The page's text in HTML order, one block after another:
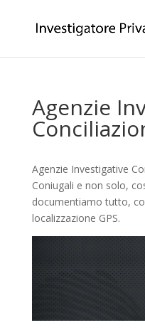
Agenzie
Agenzie Investigative
Coniugali e non solo,
documentiamo tutto,
localizzazione GPS.